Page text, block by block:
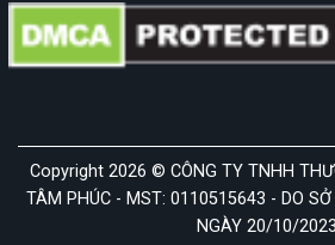
Copyright 2026 © CÔNG TY TNHH
TÂM PHÚC - MST: 0110515643 - DO
NGÀY 20/10/2023